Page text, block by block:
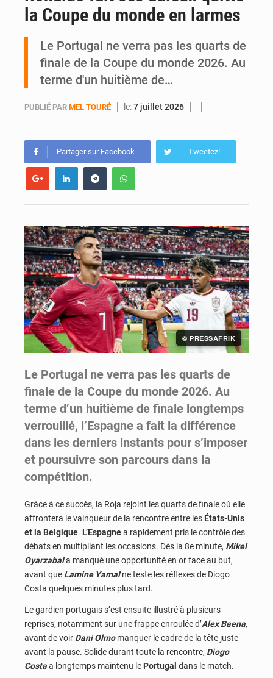
Daloa : décès du colonel Karim Traoré, commandant de la Section de recherches de la gendarmerie après une activité sportive
la Coupe du monde en larmes
Le Portugal ne verra pas les quarts de
finale de la Coupe du monde 2026. Au
terme d'un huitième de…
PUBLIÉ PAR MEL TOURÉ le:7 juillet 2026
Partager sur Facebook Tweetez!
© PRESSAFRIK
Le Portugal ne verra pas les quarts de
finale de la Coupe du monde 2026. Au
terme d’un huitième de finale longtemps
verrouillé, l’Espagne a fait la différence
dans les derniers instants pour s’imposer
et poursuivre son parcours dans la
compétition.
Grâce à ce succès, la Roja rejoint les quarts de finale où elle
affrontera le vainqueur de la rencontre entre les États-Unis
et la Belgique. L’Espagnea rapidement pris le contrôle des
débats en multipliant les occasions. Dès la 8e minute, Mikel
Oyarzabala manqué une opportunité en or face au but,
avant que Lamine Yamalne teste les réflexes de Diogo
Costa quelques minutes plus tard.
Le gardien portugais s’est ensuite illustré à plusieurs
reprises, notamment sur une frappe enroulée d’Alex Baena,
avant de voir Dani Olmomanquer le cadre de la tête juste
avant la pause. Solide durant toute la rencontre, Diogo
Costaa longtemps maintenu le Portugal dans le match.